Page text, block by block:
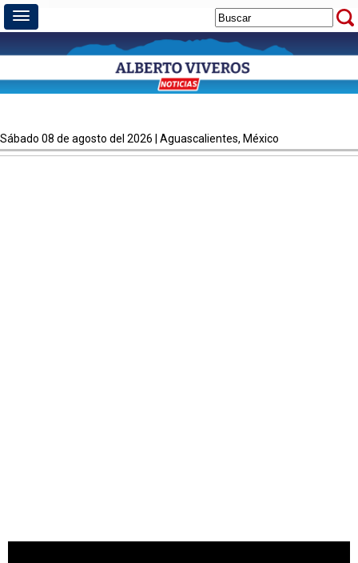
sábado 08 de agosto del 2026 | Aguascalientes, México